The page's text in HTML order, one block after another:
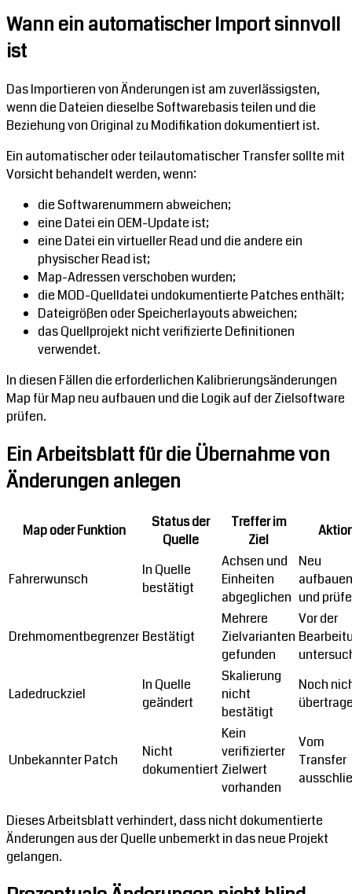
Wann ein automatischer Import sinnvoll
ist
Das Importieren von Änderungen ist am zuverlässigsten,
wenn die Dateien dieselbe Softwarebasis teilen und die
Beziehung von Original zu Modifikation dokumentiert ist.
Ein automatischer oder teilautomatischer Transfer sollte mit
Vorsicht behandelt werden, wenn:
die Softwarenummern abweichen;
eine Datei ein OEM-Update ist;
eine Datei ein virtueller Read und die andere ein
physischer Read ist;
Map-Adressen verschoben wurden;
die MOD-Quelldatei undokumentierte Patches enthält;
Dateigrößen oder Speicherlayouts abweichen;
das Quellprojekt nicht verifizierte Definitionen
verwendet.
In diesen Fällen die erforderlichen Kalibrierungsänderungen
Map für Map neu aufbauen und die Logik auf der Zielsoftware
prüfen.
Ein Arbeitsblatt für die Übernahme von
Änderungen anlegen
Map oder Funktion
Status der
Quelle
Treffer im
Ziel
Fahrerwunsch
In Quelle
bestätigt
Achsen und
Einheiten
abgeglichen
Neu
aufbauen
und
Drehmomentbegrenzer Bestätigt
Mehrere
Zielvarianten
gefunden
Vor der
Ladedruckziel
In Quelle
geändert
Skalierung
nicht
bestätigt
Noch
Unbekannter Patch
Nicht
dokumentiert
Kein
verifizierter
Zielwert
vorhanden
Vom
Transfer
Dieses Arbeitsblatt verhindert, dass nicht dokumentierte
Änderungen aus der Quelle unbemerkt in das neue Projekt
gelangen.